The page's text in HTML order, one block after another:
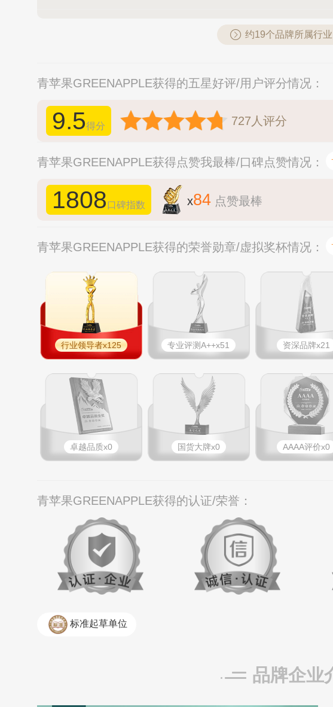
约19个品牌所属行
青苹果GREENAPPLE获得的五星好评/用户评分情况：
9.5得分 727 人评分
青苹果GREENAPPLE获得点赞我最棒/口碑点赞情况：
1808口碑指数 x84 点赞最棒
青苹果GREENAPPLE获得的荣誉勋章/虚拟奖杯情况：
行业领导者x125 专业​评测A++x51 资深品牌x21
卓越品质x0 国货大牌x0 AAAA评价x0
青苹果GREENAPPLE获得的认证/荣誉：
标准起草单位
品牌企业